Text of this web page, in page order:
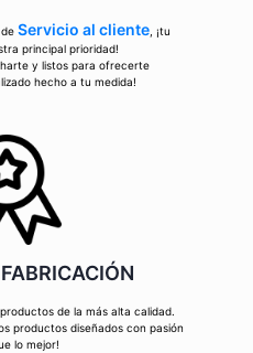
Servicio al cliente , ¡tu
principal prioridad!
y listos para ofrecerte
hecho a tu medida!
de la más alta calidad.
productos diseñados con pasión
lo mejor!